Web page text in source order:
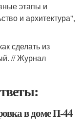
этапы и
и архитектура",
сделать из
// Журнал
в доме П-44